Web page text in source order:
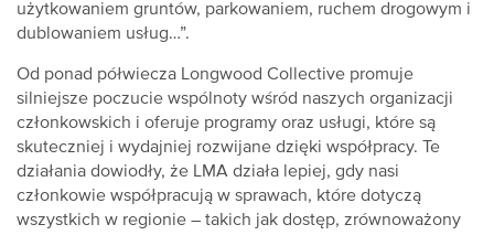
użytkowaniem gruntów, parkowaniem, ruchem drogowym i
dublowaniem usług…”.
Od ponad półwiecza Longwood Collective promuje
silniejsze poczucie wspólnoty wśród naszych organizacji
członkowskich i oferuje programy oraz usługi, które są
skuteczniej i wydajniej rozwijane dzięki współpracy. Te
działania dowiodły, że LMA działa lepiej, gdy nasi
członkowie współpracują w sprawach, które dotyczą
wszystkich w regionie – takich jak dostęp, zrównoważony